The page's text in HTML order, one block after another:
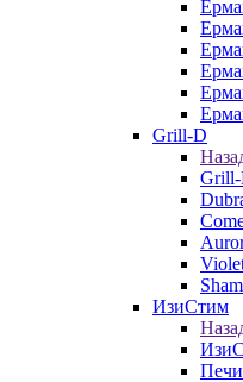
Grill-D
ИзиСтим